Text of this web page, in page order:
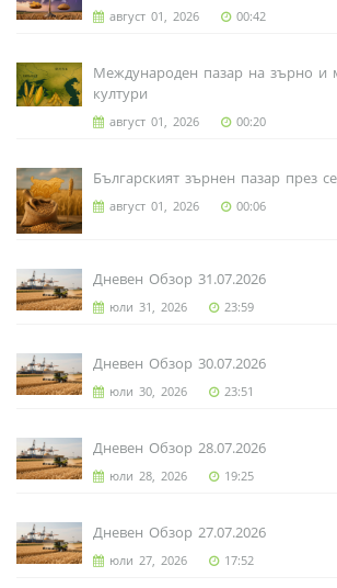
август 01, 2026 00:42
Международен пазар на зърно и
култури
август 01, 2026 00:20
Българският зърнен пазар през
август 01, 2026 00:06
Дневен Обзор 31.07.2026
юли 31, 2026 23:59
Дневен Обзор 30.07.2026
юли 30, 2026 23:51
Дневен Обзор 28.07.2026
юли 28, 2026 19:25
Дневен Обзор 27.07.2026
юли 27, 2026 17:52